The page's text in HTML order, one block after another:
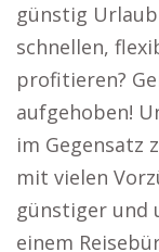
günstig
schnellen,
profitieren?
aufgehoben!
im Gegensatz
mit vielen
günstiger und
einem